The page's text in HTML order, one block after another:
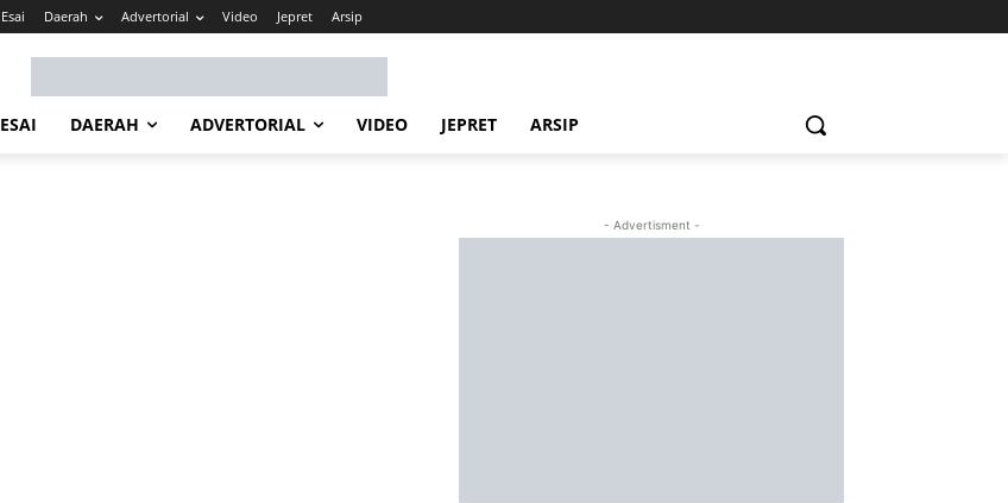
Esai Daerah Advertorial Video Jepret Arsip
ESAI DAERAH ADVERTORIAL VIDEO JEPRET ARSIP
- Advertisment -